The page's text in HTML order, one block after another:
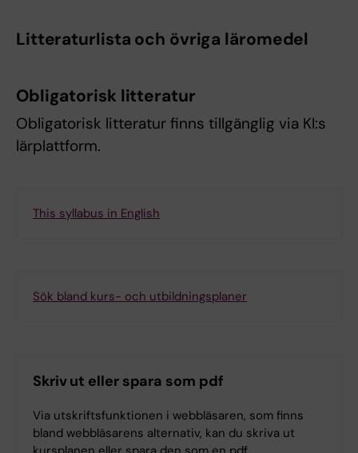
Litteraturlista och övriga läromedel
Obligatorisk litteratur
Obligatorisk litteratur finns tillgänglig via KI:s
lärplattform.
This syllabus in English
Sök bland kurs- och utbildningsplaner
Skriv ut eller spara som pdf
Via utskriftsfunktionen i webbläsaren, som finns
bland webbläsarens alternativ, kan du skriva ut